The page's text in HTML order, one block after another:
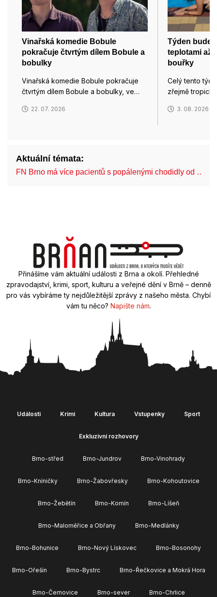
Vinařská komedie Bobule
pokračuje čtvrtým dílem Bobule a
bobulky
Vinařská komedie Bobule pokračuje
čtvrtým dílem Bobule a bobulky, ve…
22. 07. 2026
Týden bude
teplotami až
bouřky
Celý tento
zřejmě
3. 08. 2026
Aktuální témata:
FN Brno má více pacientů s popálenými chodidly od …
Přinášíme vám aktuální události z Brna a okolí. Přehledné
zpravodajství, krimi, sport, kulturu a veřejné dění v Brně – denně
pro vás vybíráme ty nejdůležitější zprávy z našeho města. Chybí
vám tu něco? Napište nám.
Události Krimi Kultura Vstupenky Sport
Exkluzivní rozhovory
Brno-střed Brno-Jundrov Brno-Vinohrady
Brno-Kníničky Brno-Žabovřesky Brno-Kohoutovice
Brno-Žebětín Brno-Komín Brno-Líšeň
Brno-Maloměřice a Obřany Brno-Medlánky
Brno-Bohunice Brno-Nový Lískovec Brno-Bosonohy
Brno-Ořešín Brno-Bystrc Brno-Řečkovice a Mokrá Hora
Brno-Černovice Brno-sever Brno-Chrlice